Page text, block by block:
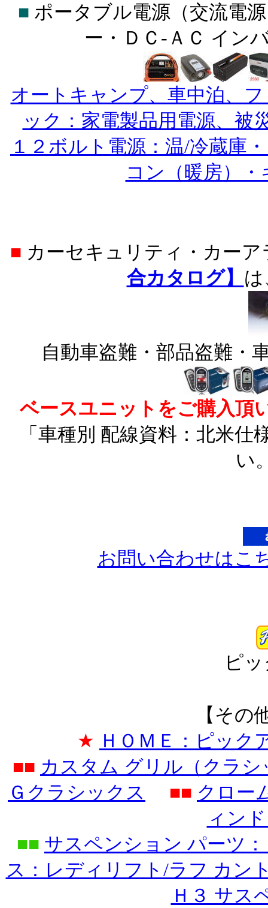
■ ポータブル電源（交流電
ー・ＤＣ-ＡＣ イン
オートキャンプ、車中泊、
ック：家電製品用電源、被
１２ボルト電源：温/冷蔵庫
コン（暖房）
■ カーセキュリティ・カー
合カタログ】
自動車盗難・部品盗難・
ベースユニットをご購入頂
「車種別 配線資料：北米
い
お問い合わせはこ
ピ
【その
★ ＨＯＭＥ：ピック
■■ カスタム グリル（クラ
Ｇクラシックス
■■ クロー
ィン
■■ サスペンション パーツ
ス：レディリフト/ラフ カン
Ｈ３ サス